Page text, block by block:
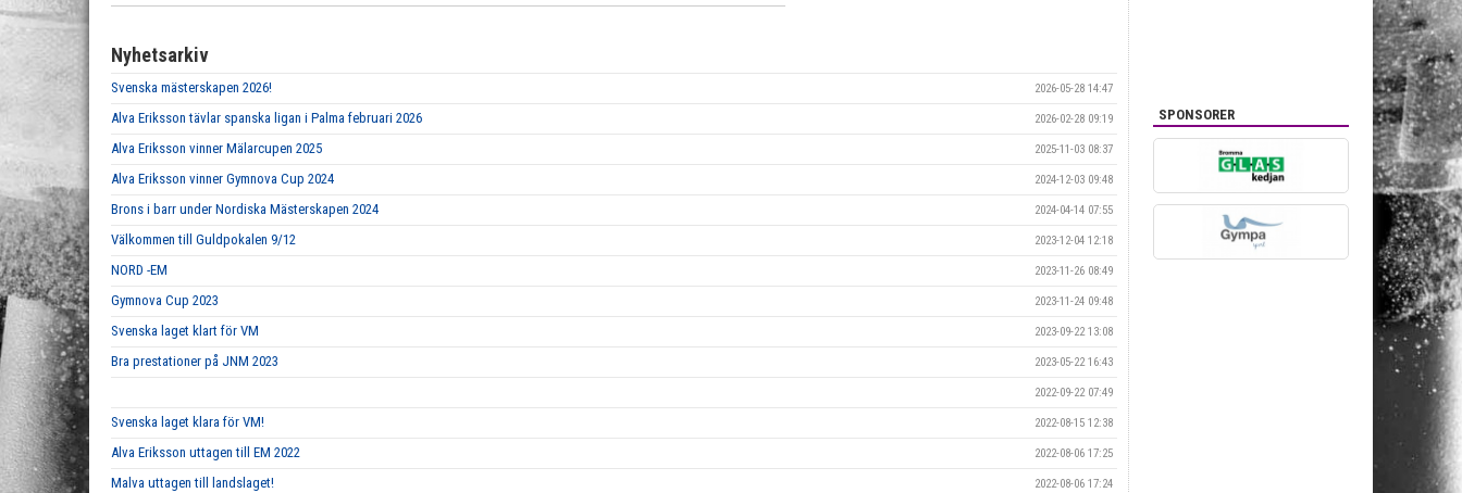
Nyhetsarkiv
Svenska mästerskapen 2026! 2026-05-28 14:47
Alva Eriksson tävlar spanska ligan i Palma februari 2026 2026-02-28 09:19
Alva Eriksson vinner Mälarcupen 2025 2025-11-03 08:37
Alva Eriksson vinner Gymnova Cup 2024 2024-12-03 09:48
Brons i barr under Nordiska Mästerskapen 2024 2024-04-14 07:55
Välkommen till Guldpokalen 9/12 2023-12-04 12:18
NORD -EM 2023-11-26 08:49
Gymnova Cup 2023 2023-11-24 09:48
Svenska laget klart för VM 2023-09-22 13:08
Bra prestationer på JNM 2023 2023-05-22 16:43
2022-09-22 07:49
Svenska laget klara för VM! 2022-08-15 12:38
Alva Eriksson uttagen till EM 2022 2022-08-06 17:25
Malva uttagen till landslaget! 2022-08-06 17:24
SPONSORER